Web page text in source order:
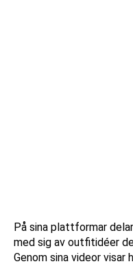
På sina plattformar
med sig av outfitidéer
Genom sina videor